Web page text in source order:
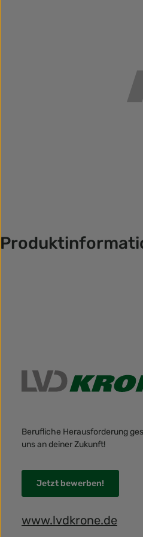
Berufliche Herausforderung
uns an deiner Zukunft!
Jetzt bewerben!
www.lvdkrone.de